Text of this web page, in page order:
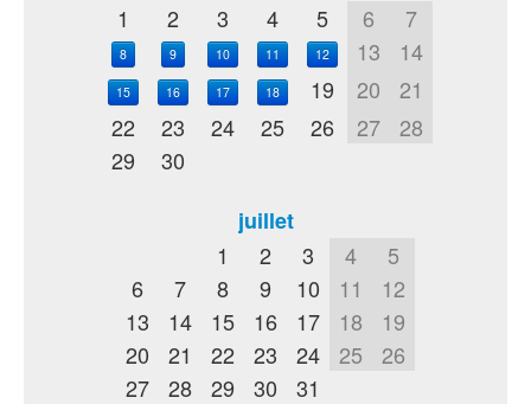
1
2 3 4 5 6 7
8 9 10 11 12 13 14
15 16 17 18 19 20
21
22
23 24 25 26 27
28
29
30
juillet
1
2 3 4
5
6
7 8 9 10 11
12
13
14 15 16 17 18
19
20
21 22 23 24 25
26
27
28 29 30 31